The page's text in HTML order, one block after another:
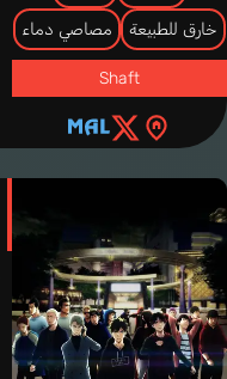
خارق للطبيعة مصاصي دماء
Shaft